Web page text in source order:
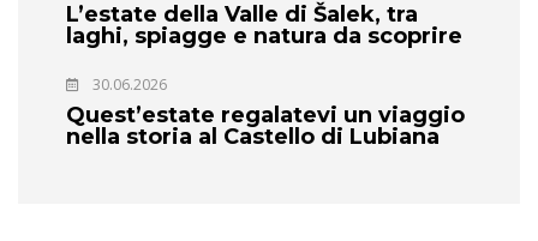
L’estate della Valle di Šalek, tra
laghi, spiagge e natura da scoprire
30.06.2026
Quest’estate regalatevi un viaggio
nella storia al Castello di Lubiana